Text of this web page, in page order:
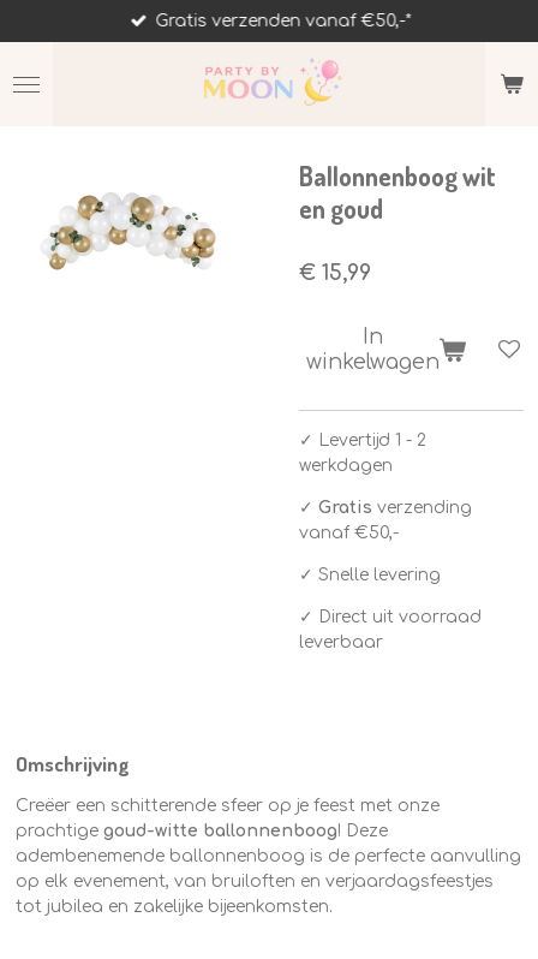
direct
naar
de
Gratis verzenden vanaf €50,-*
Ballonnenboog wit
en goud
€ 15,99
In
winkelwagen
✓
Levertijd 1 - 2
werkdagen
✓ Gratis verzending
vanaf €50,-
✓ Snelle levering
✓ Direct uit voorraad
leverbaar
Omschrijving
Creëer een schitterende sfeer op je feest met onze
prachtige goud-witte ballonnenboog! Deze
adembenemende ballonnenboog is de perfecte aanvulling
op elk evenement, van bruiloften en verjaardagsfeestjes
tot jubilea en zakelijke bijeenkomsten.